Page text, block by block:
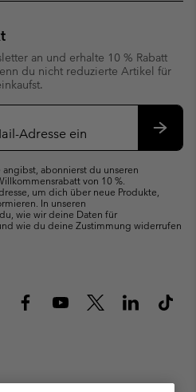
an und erhalte 10 % Rabatt
du nicht reduzierte Artikel für
abonnierst du unseren
von 10 %.
um dich über neue Produkte,
In unseren
wie wir deine Daten für
wie du deine Zustimmung widerrufen